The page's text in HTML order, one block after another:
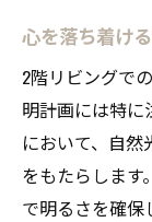
心を落ち着け
2階リビングで
明計画には特に
において、自
をもたらします
で明るさを確保